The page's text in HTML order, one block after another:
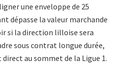
une enveloppe de 25
dépasse la valeur marchande
si la direction lilloise sera
sous contrat longue durée,
au sommet de la Ligue 1.